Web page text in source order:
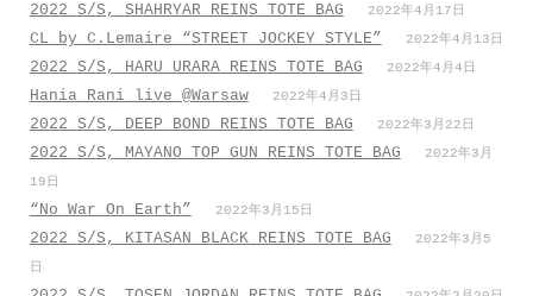
2022 S/S, SHAHRYAR REINS TOTE BAG 2022年4月17日
CL by C.Lemaire “STREET JOCKEY STYLE” 2022年4月13日
2022 S/S, HARU URARA REINS TOTE BAG 2022年4月4日
Hania Rani live @Warsaw 2022年4月3日
2022 S/S, DEEP BOND REINS TOTE BAG 2022年3月22日
2022 S/S, MAYANO TOP GUN REINS TOTE BAG
2022年3月
19日
“No War On Earth” 2022年3月15日
2022 S/S, KITASAN BLACK REINS TOTE BAG
2022年3月5
日